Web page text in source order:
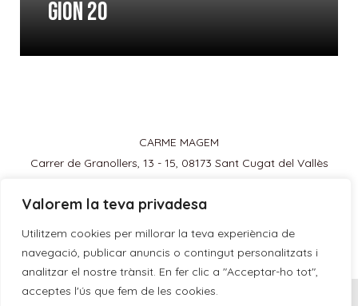
Valorem la teva privadesa
Utilitzem cookies per millorar la teva experiència de
navegació, publicar anuncis o contingut personalitzats i
analitzar el nostre trànsit. En fer clic a "Acceptar-ho tot",
acceptes l'ús que fem de les cookies.
Gion 20
CARME MAGEM
Carrer de Granollers, 13 - 15, 08173 Sant Cugat del Vallès